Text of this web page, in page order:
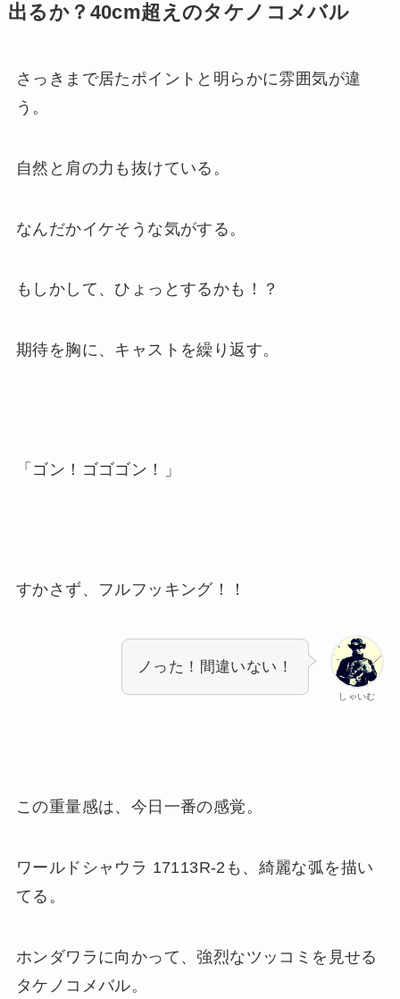
出るか？40cm超えのタケノコメバル
さっきまで居たポイントと明らかに雰囲気が違
う。
自然と肩の力も抜けている。
なんだかイケそうな気がする。
もしかして、ひょっとするかも！？
期待を胸に、キャストを繰り返す。
「ゴン！ゴゴゴン！」
すかさず、フルフッキング！！
しゃいむ
ノった！間違いない！
この重量感は、今日一番の感覚。
ワールドシャウラ 17113R-2も、綺麗な弧を描い
てる。
ホンダワラに向かって、強烈なツッコミを見せる
タケノコメバル。